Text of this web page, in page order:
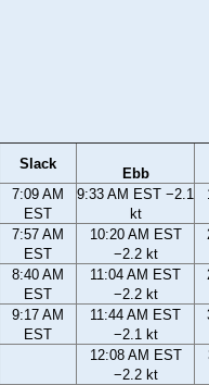
Slack
Ebb
7:09 AM
EST
9:33 AM EST −2.1
kt
7:57 AM
EST
10:20 AM EST
−2.2 kt
8:40 AM
EST
11:04 AM EST
−2.2 kt
9:17 AM
EST
11:44 AM EST
−2.1 kt
12:08 AM EST
−2.2 kt